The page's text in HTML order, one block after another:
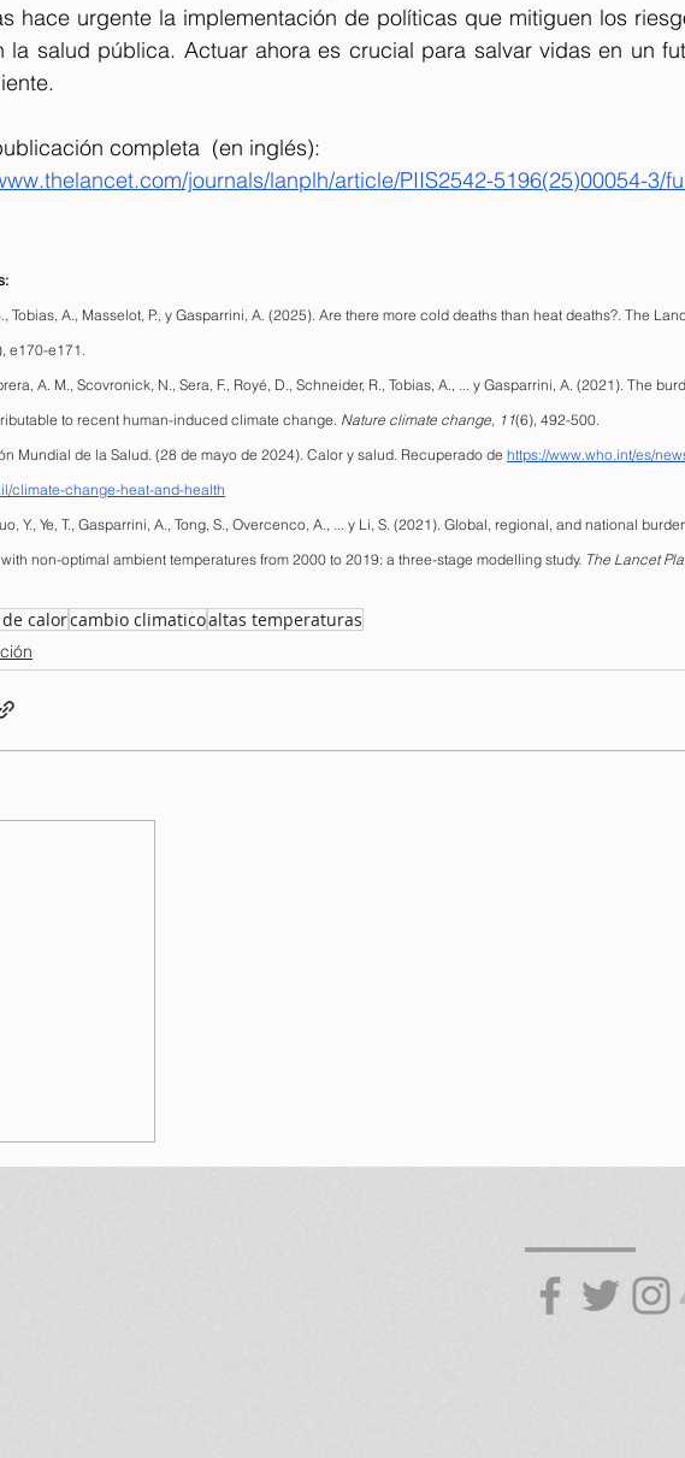
hace urgente la implementación de políticas que mitiguen los
la salud pública. Actuar ahora es crucial para salvar vidas en un
completa  (en inglés):
journals/lanplh/article/PIIS2542-5196(25)00054-3/
Tobias, A., Masselot, P., y Gasparrini, A. (2025). Are there more cold deaths than heat deaths?. The
e170-e171.
A. M., Scovronick, N., Sera, F., Royé, D., Schneider, R., Tobias, A., ... y Gasparrini, A. (2021). The
to recent human-induced climate change. Nature climate change 11(6), 492-500.
Mundial de la Salud. (28 de mayo de 2024). Calor y salud. Recuperado de https://www.who.int/es/
climate-change-heat-and-health
Y., Ye, T., Gasparrini, A., Tong, S., Overcenco, A., ... y Li, S. (2021). Global, regional, and national
non-optimal ambient temperatures from 2000 to 2019: a three-stage modelling study. The Lancet
calorcambio climaticoaltas temperaturas